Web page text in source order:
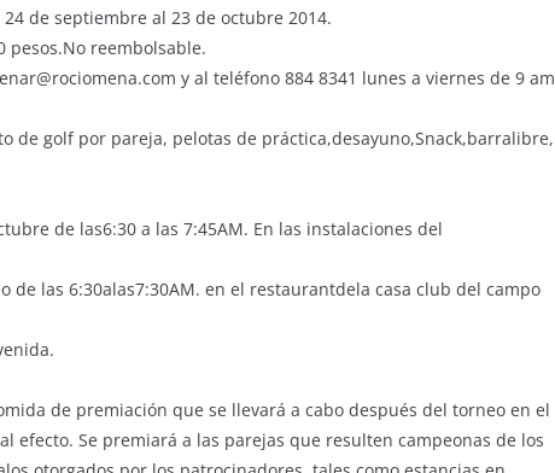
de septiembre al 23 de octubre 2014.
pesos.No reembolsable.
y al teléfono 884 8341 lunes a viernes de 9 am
de golf por pareja, pelotas de práctica,desayuno,Snack,barralibre,
de las6:30 a las 7:45AM. En las instalaciones del
de las 6:30alas7:30AM. en el restaurantdela casa club del campo
de premiación que se llevará a cabo después del torneo en el
efecto. Se premiará a las parejas que resulten campeonas de los